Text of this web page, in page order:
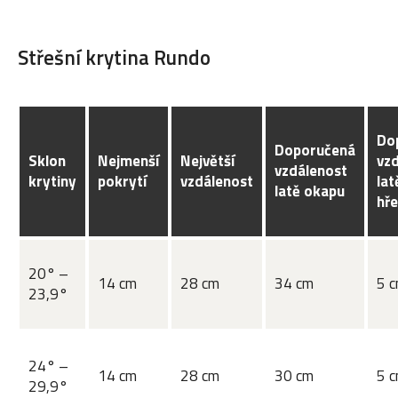
Střešní krytina Rundo
Sklon
krytiny
Nejmenší
pokrytí
Největší
vzdálenost
Doporučená
vzdálenost
latě okapu
20° –
23,9°
14 cm 28 cm 34 cm 5
24° –
29,9°
14 cm 28 cm 30 cm 5